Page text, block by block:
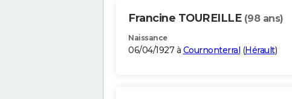
Francine TOUREILLE (98 ans)
Naissance
06/04/1927 à Cournonterral (Hérault)